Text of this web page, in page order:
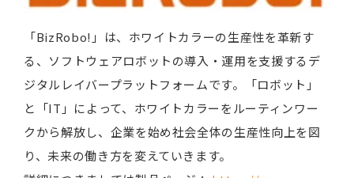
「BizRobo!」は、ホワイトカラーの生産性を革新す
る、ソフトウェアロボットの導入・運用を支援するデ
ジタルレイバープラットフォームです。「ロボット」
と「IT」によって、ホワイトカラーをルーティンワー
クから解放し、企業を始め社会全体の生産性向上を図
り、未来の働き方を変えていきます。